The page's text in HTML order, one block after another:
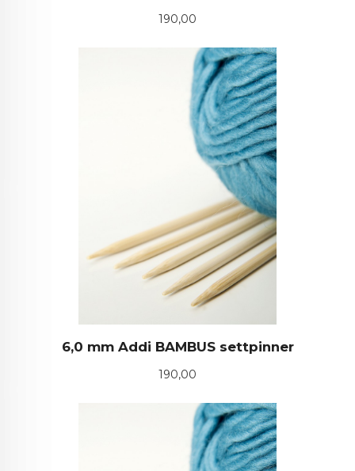
Pris
190,00
6,0 mm Addi BAMBUS settpinner
Pris
190,00